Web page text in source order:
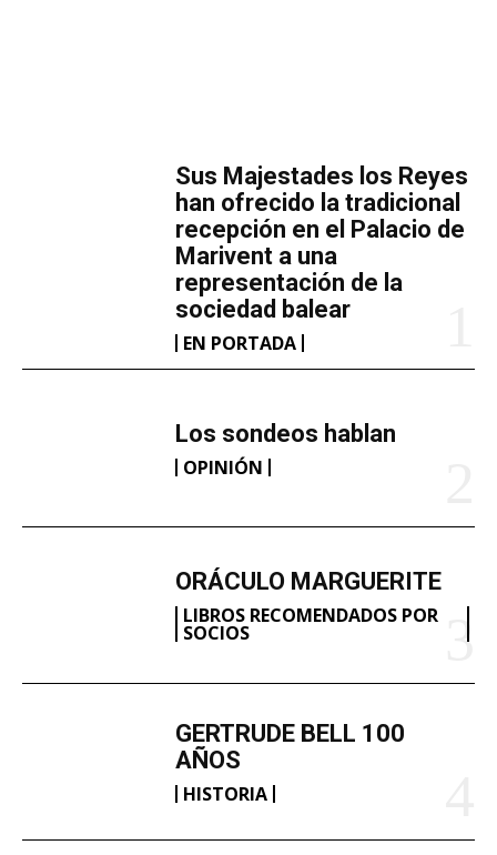
​Sus Majestades los Reyes
han ofrecido la tradicional
recepción en el Palacio de
Marivent​ a una
representación de la
sociedad balear
EN PORTADA
Los sondeos hablan
OPINIÓN
ORÁCULO MARGUERITE
LIBROS RECOMENDADOS POR
SOCIOS
GERTRUDE BELL 100
AÑOS
HISTORIA